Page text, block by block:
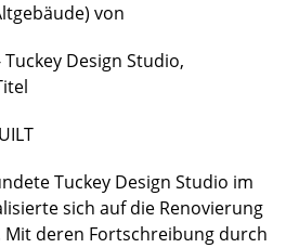
von
Tuckey Design Studio,
Tuckey Design Studio im
sich auf die Renovierung
deren Fortschreibung durch